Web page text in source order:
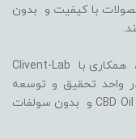
با کیفیت و بدون
ما با بهره گیری از سلول های بنیادی گیاهی، همکاری با Clivent-Lab
واحد تحقیق و توسعه
(R&D)، فرمولاسیون منحصر به فردی بر پایه CBD Oil و بدون سولفات